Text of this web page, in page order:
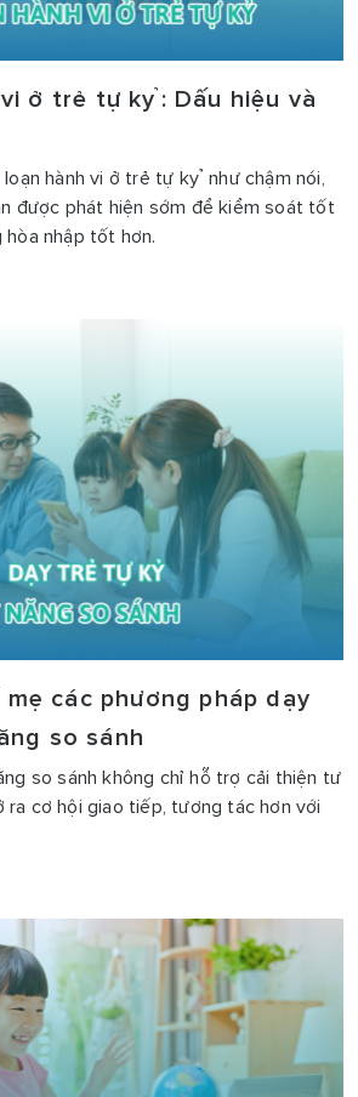
ở trẻ tự kỷ: Dấu hiệu và
loạn hành vi ở trẻ tự kỷ như chậm nói,
được phát hiện sớm để kiểm soát tốt
nhập tốt hơn.
các phương pháp dạy
so sánh
so sánh không chỉ hỗ trợ cải thiện tư
ra cơ hội giao tiếp, tương tác hơn với